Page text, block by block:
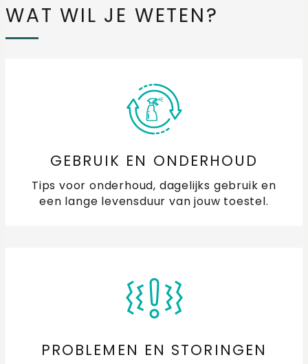
WAT WIL JE WETEN?
GEBRUIK EN ONDERHOUD
Tips voor onderhoud, dagelijks gebruik en
een lange levensduur van jouw toestel.
PROBLEMEN EN STORINGEN